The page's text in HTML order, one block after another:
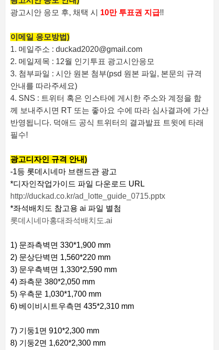
광고시안 응모 후, 채택 시 10만 투표권 지급!!
이메일 응모방법)
1. 메일주소 : duckad2020@gmail.com
2. 메일제목 : 12월 인기투표 광고시안응모
3. 첨부파일 : 시안 원본 첨부(psd 원본 파일, 본문의 규격
안내를 따라주세요)
4. SNS : 트위터 혹은 인스타에 게시한 주소와 계정을 함
께 보내주시면 RT 또는 좋아요 수에 따라 심사결과에 가산
반영됩니다. 덕애드 공식 트위터의 결과발표 트윗에 타래
필수!
광고디자인 규격 안내)
-1등 롯데시네마 브랜드관 광고
*디자인작업가이드 파일 다운로드 URL
http://duckad.co.kr/ad_lotte_guide_0715.pptx
*좌석배치도 참고용 ai 파일 별첨
롯데시네마홍대좌석배치도.ai
1) 문좌측벽면 330*1,900 mm
2) 문상단벽면 1,560*220 mm
3) 문우측벽면 1,330*2,590 mm
4) 좌측문 380*2,050 mm
5) 우측문 1,030*1,700 mm
6) 베이비시트우측면 435*2,310 mm
7) 기둥1면 910*2,300 mm
8) 기둥2면 1,620*2,300 mm